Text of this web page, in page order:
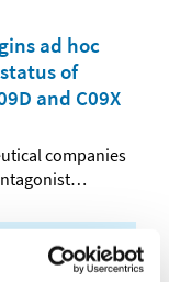
ad hoc
of
and C09X
companies
…